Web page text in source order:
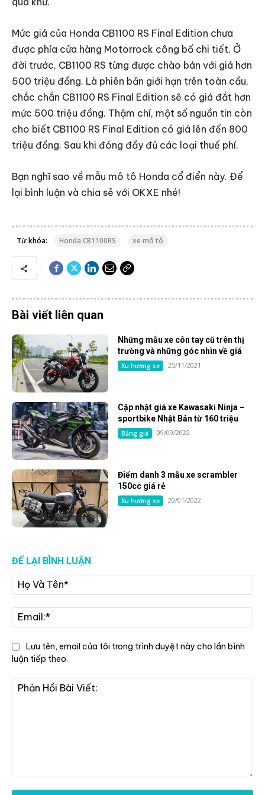
Mức giá của Honda CB1100 RS Final Edition chưa
được phía cửa hàng Motorrock công bố chi tiết. Ở
đời trước, CB1100 RS từng được chào bán với giá hơn
500 triệu đồng. Là phiên bản giới hạn trên toàn cầu,
chắc chắn CB1100 RS Final Edition sẽ có giá đắt hơn
mức 500 triệu đồng. Thậm chí, một số nguồn tin còn
cho biết CB1100 RS Final Edition có giá lên đến 800
triệu đồng. Sau khi đóng đầy đủ các loại thuế phí.
Bạn nghĩ sao về mẫu mô tô Honda cổ điển này. Để
lại bình luận và chia sẻ với OKXE nhé!
Từ khóa: Honda CB1100RS xe mô tô
Bài viết liên quan
Những mẫu xe côn tay cũ trên thị
trường và những góc nhìn về giá
Xu hướng xe 25/11/2021
Cập nhật giá xe Kawasaki Ninja –
sportbike Nhật Bản từ 160 triệu
Bảng giá 09/09/2022
Điểm danh 3 mẫu xe scrambler
150cc giá rẻ
Xu hướng xe 20/01/2022
ĐỂ LẠI BÌNH LUẬN
Và
Lưu tên, email của tôi trong trình duyệt này cho lần bình
luận tiếp theo.